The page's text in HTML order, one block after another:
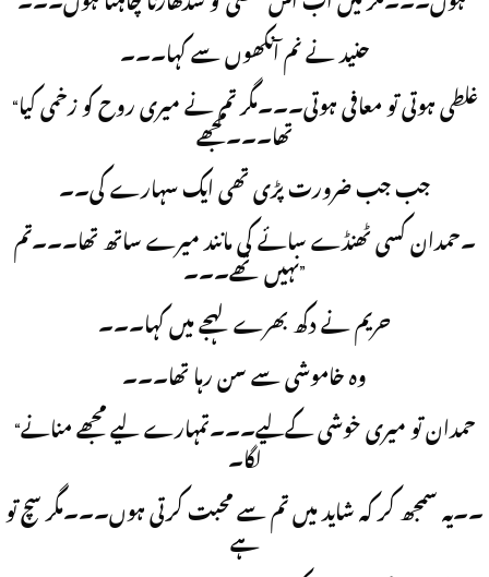
حنید نے نم آنکھوں سے کہا۔۔۔
“غلطی ہوتی تو معافی ہوتی۔۔۔مگر تم نے میری روح کو زخمی کیا
تھا۔۔۔مجھے
جب جب ضرورت پڑی تھی ایک سہارے کی۔۔
۔حمدان کسی ٹھنڈے سائے کی مانند میرے ساتھ تھا۔۔۔تم
نہیں تھے۔۔۔”
حریم نے دکھ بھرے لہجے میں کہا۔۔۔
وہ خاموشی سے سن رہا تھا۔۔۔
“حمدان تو میری خوشی کےلیے۔۔۔تمہارے لیے مجھے منانے
لگا۔
۔۔یہ سمجھ کر کہ شاید میں تم سے محبت کرتی ہوں۔۔۔مگر سچ تو
ہے